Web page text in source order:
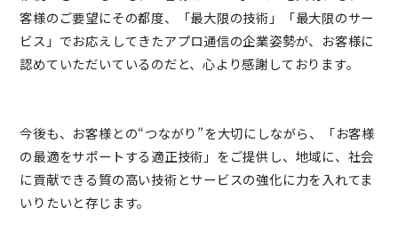
客様のご要望にその都度、「最大限の技術」「最大限のサー
ビス」でお応えしてきたアプロ通信の企業姿勢が、お客様に
認めていただいているのだと、心より感謝しております。
今後も、お客様との“つながり”を大切にしながら、「お客様
の最適をサポートする適正技術」をご提供し、地域に、社会
に貢献できる質の高い技術とサービスの強化に力を入れてま
いりたいと存じます。